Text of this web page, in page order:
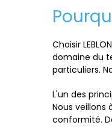
Choisir
domaine du
particuliers.
L'un des
Nous
conformité.